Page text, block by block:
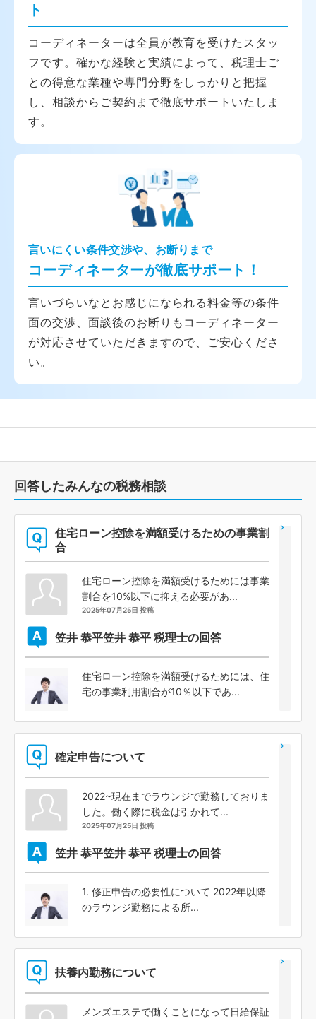
ト
コーディネーターは全員が教育を受けたスタッ
フです。確かな経験と実績によって、税理士ご
との得意な業種や専門分野をしっかりと把握
し、相談からご契約まで徹底サポートいたしま
す。
言いにくい条件交渉や、お断りまで
コーディネーターが徹底サポート！
言いづらいなとお感じになられる料金等の条件
面の交渉、面談後のお断りもコーディネーター
が対応させていただきますので、ご安心くださ
い。
回答したみんなの税務相談
住宅ローン控除を満額受けるための事業割
合
住宅ローン控除を満額受けるためには事業
割合を10%以下に抑える必要があ...
2025年07月25日 投稿
笠井 恭平笠井 恭平 税理士の回答
住宅ローン控除を満額受けるためには、住
宅の事業利用割合が10％以下であ...
確定申告について
2022~現在までラウンジで勤務しておりま
した。働く際に税金は引かれて...
2025年07月25日 投稿
笠井 恭平笠井 恭平 税理士の回答
1. 修正申告の必要性について 2022年以降
のラウンジ勤務による所...
扶養内勤務について
メンズエステで働くことになって日給保証